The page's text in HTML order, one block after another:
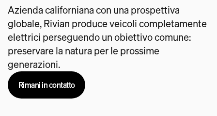
Azienda californiana con una prospettiva
globale, Rivian produce veicoli completamente
elettrici perseguendo un obiettivo comune:
preservare la natura per le prossime
generazioni.
Rimani in contatto